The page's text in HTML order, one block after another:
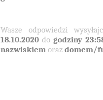
Wasze odpowiedzi
18.10.2020 do godziny
nazwiskiem oraz domem/